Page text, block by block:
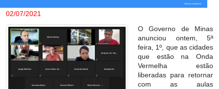
Notícias Coronavírus
02/07/2021
O Governo de Minas
anunciou ontem, 5ª
feira, 1º, que as cidades
que estão na Onda
Vermelha estão
liberadas para retornar
com as aulas